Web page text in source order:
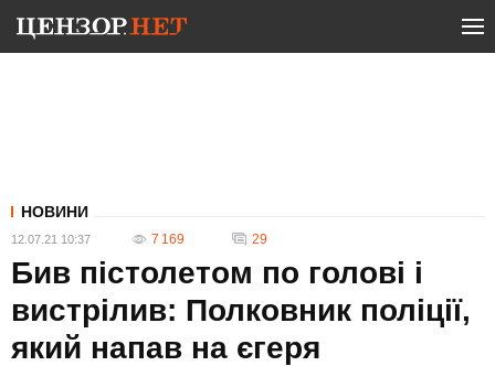
НОВИНИ
12.07.21 10:37 7 169 29
Бив пістолетом по голові і
вистрілив: Полковник поліції,
який напав на єгеря